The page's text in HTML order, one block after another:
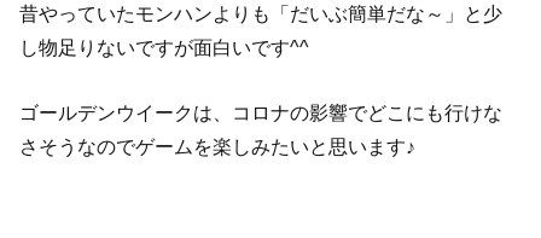
昔やっていたモンハンよりも「だいぶ簡単だな～」と少
し物足りないですが面白いです^^
ゴールデンウイークは、コロナの影響でどこにも行けな
さそうなのでゲームを楽しみたいと思います♪